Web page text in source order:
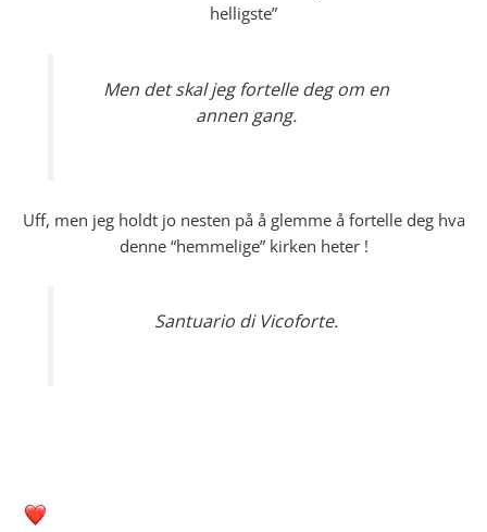
helligste”
Men det skal jeg fortelle deg om en
annen gang.
Uff, men jeg holdt jo nesten på å glemme å fortelle deg hva
denne “hemmelige” kirken heter !
Santuario di Vicoforte.